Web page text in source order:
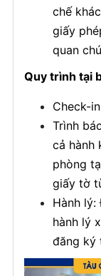
chế
giấy
quan
Quy trình tại
Check-
Trình
cả hành
phòng
giấy tờ
Hành
hành lý
đăng ký